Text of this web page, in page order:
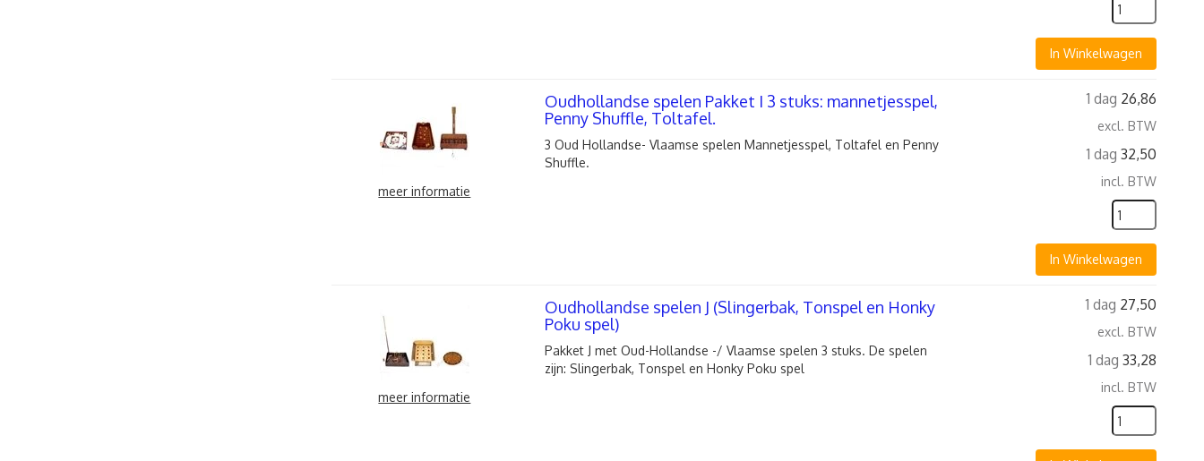
In Winkelwagen
meer informatie
1 dag 26,86
excl. BTW
1 dag 32,50
incl. BTW
In Winkelwagen
Oudhollandse spelen Pakket I 3 stuks: mannetjesspel,
Penny Shuffle, Toltafel.
3 Oud Hollandse- Vlaamse spelen Mannetjesspel, Toltafel en Penny
Shuffle.
meer informatie
1 dag 27,50
excl. BTW
1 dag 33,28
incl. BTW
Oudhollandse spelen J (Slingerbak, Tonspel en Honky
Poku spel)
Pakket J met Oud-Hollandse -/ Vlaamse spelen 3 stuks. De spelen
zijn: Slingerbak, Tonspel en Honky Poku spel